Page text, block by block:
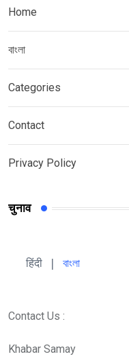
Home
বাংলা
Categories
Contact
Privacy Policy
चुनाव
हिंदी | বাংলা
Contact Us :
Khabar Samay